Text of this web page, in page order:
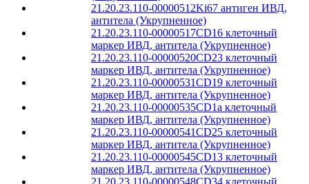
21.20.23.110-00000512Ki67 антиген ИВД,
антитела (Укрупненное)
21.20.23.110-00000517CD16 клеточный
маркер ИВД, антитела (Укрупненное)
21.20.23.110-00000520CD23 клеточный
маркер ИВД, антитела (Укрупненное)
21.20.23.110-00000531CD19 клеточный
маркер ИВД, антитела (Укрупненное)
21.20.23.110-00000535CD1a клеточный
маркер ИВД, антитела (Укрупненное)
21.20.23.110-00000541CD25 клеточный
маркер ИВД, антитела (Укрупненное)
21.20.23.110-00000545CD13 клеточный
маркер ИВД, антитела (Укрупненное)
21.20.23.110-00000548CD34 клеточный